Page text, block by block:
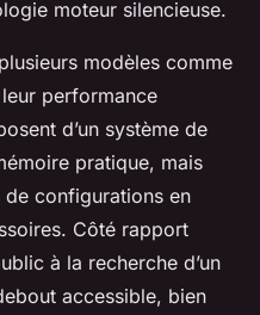
moteur silencieuse.
modèles comme
leur performance
d’un système de
pratique, mais
configurations en
Côté rapport
à la recherche d’un
accessible, bien